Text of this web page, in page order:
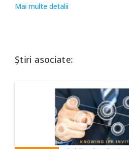
Mai multe detalii
Știri asociate: